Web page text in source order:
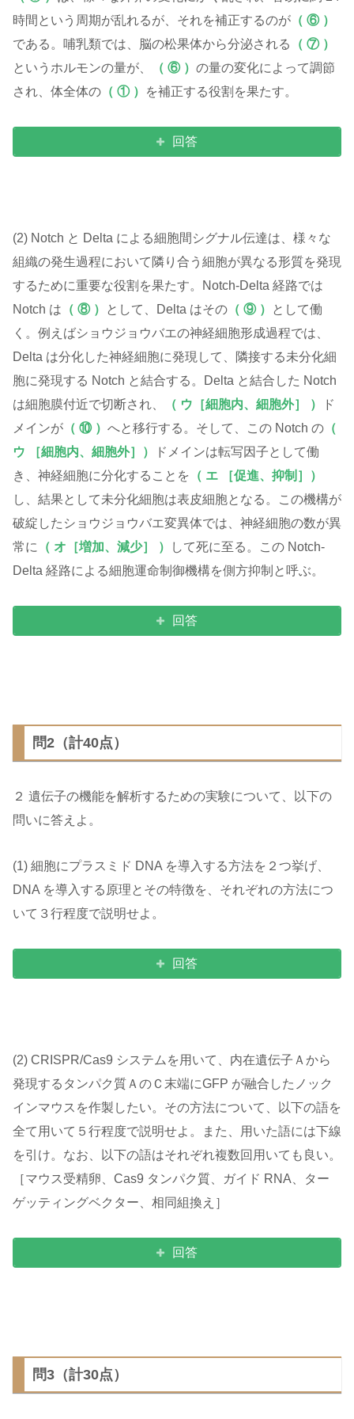
時間という周期が乱れるが、それを補正するのが （ ⑥ ）
である。哺乳類では、脳の松果体から分泌される
（ ⑦ ）
というホルモンの量が、
（ ⑥ ） の量の変化によって調節
され、体全体の （ ① ） を補正する役割を果たす。
回答
(2) Notch と Delta による細胞間シグナル伝達は、様々な
組織の発生過程において隣り合う細胞が異なる形質を発現
するために重要な役割を果たす。Notch-Delta 経路では
Notch は （ ⑧ ） として、Delta はその （ ⑨ ）
として働
く。例えばショウジョウバエの神経細胞形成過程では、
Delta は分化した神経細胞に発現して、隣接する未分化細
胞に発現する Notch と結合する。Delta と結合した Notch
は細胞膜付近で切断され、
（ ウ［細胞内、細胞外］ ）
ド
メインが （ ⑩ ） へと移行する。そして、この Notch の （
ウ ［細胞内、細胞外］）
ドメインは転写因子として働
き、神経細胞に分化することを
（ エ ［促進、抑制］）
し、結果として未分化細胞は表皮細胞となる。この機構が
破綻したショウジョウバエ変異体では、神経細胞の数が異
常に
（ オ［増加、減少］ ）
して死に至る。この Notch-
Delta 経路による細胞運命制御機構を側方抑制と呼ぶ。
回答
問2（計40点）
２ 遺伝子の機能を解析するための実験について、以下の
問いに答えよ。
(1) 細胞にプラスミド DNA を導入する方法を２つ挙げ、
DNA を導入する原理とその特徴を、それぞれの方法につ
いて３行程度で説明せよ。
回答
(2) CRISPR/Cas9 システムを用いて、内在遺伝子Ａから
発現するタンパク質ＡのＣ末端にGFP が融合したノック
インマウスを作製したい。その方法について、以下の語を
全て用いて５行程度で説明せよ。また、用いた語には下線
を引け。なお、以下の語はそれぞれ複数回用いても良い。
［マウス受精卵、Cas9 タンパク質、ガイド RNA、ター
ゲッティングベクター、相同組換え］
回答
問3（計30点）